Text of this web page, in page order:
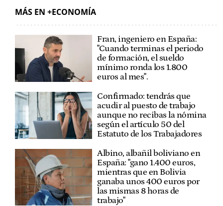
MÁS EN +ECONOMÍA
Fran, ingeniero en España:
"Cuando terminas el periodo
de formación, el sueldo
mínimo ronda los 1.800
euros al mes".
Confirmado: tendrás que
acudir al puesto de trabajo
aunque no recibas la nómina
según el artículo 50 del
Estatuto de los Trabajadores
Albino, albañil boliviano en
España: "gano 1.400 euros,
mientras que en Bolivia
ganaba unos 400 euros por
las mismas 8 horas de
trabajo"